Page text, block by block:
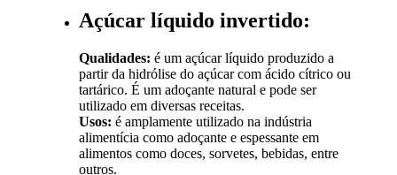
Açúcar líquido invertido:
Qualidades: é um açúcar líquido produzido a
partir da hidrólise do açúcar com ácido cítrico ou
tartárico. É um adoçante natural e pode ser
utilizado em diversas receitas.
Usos: é amplamente utilizado na indústria
alimentícia como adoçante e espessante em
alimentos como doces, sorvetes, bebidas, entre
outros.